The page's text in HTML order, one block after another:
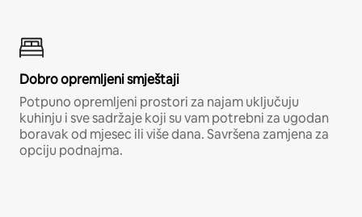
Dobro opremljeni smještaji
Potpuno opremljeni prostori za najam uključuju
kuhinju i sve sadržaje koji su vam potrebni za ugodan
boravak od mjesec ili više dana. Savršena zamjena za
opciju podnajma.